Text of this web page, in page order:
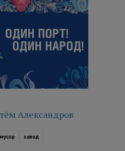
Александров
мусор завод